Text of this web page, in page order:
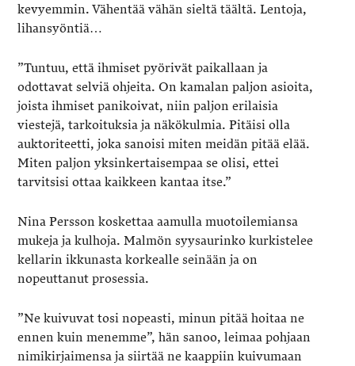
kevyemmin. Vähentää vähän sieltä täältä. Lentoja,
lihansyöntiä…
”Tuntuu, että ihmiset pyörivät paikallaan ja
odottavat selviä ohjeita. On kamalan paljon asioita,
joista ihmiset panikoivat, niin paljon erilaisia
viestejä, tarkoituksia ja näkökulmia. Pitäisi olla
auktoriteetti, joka sanoisi miten meidän pitää elää.
Miten paljon yksinkertaisempaa se olisi, ettei
tarvitsisi ottaa kaikkeen kantaa itse.”
Nina Persson koskettaa aamulla muotoilemiansa
mukeja ja kulhoja. Malmön syysaurinko kurkistelee
kellarin ikkunasta korkealle seinään ja on
nopeuttanut prosessia.
”Ne kuivuvat tosi nopeasti, minun pitää hoitaa ne
ennen kuin menemme”, hän sanoo, leimaa pohjaan
nimikirjaimensa ja siirtää ne kaappiin kuivumaan